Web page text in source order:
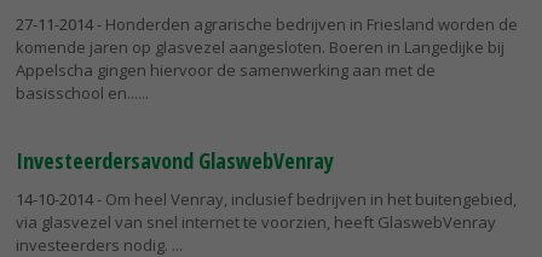
27-11-2014- Honderden agrarische bedrijven in Friesland worden de
komende jaren op glasvezel aangesloten. Boeren in Langedijke bij
Appelscha gingen hiervoor de samenwerking aan met de
basisschool en...
Investeerdersavond GlaswebVenray
14-10-2014- Om heel Venray, inclusief bedrijven in het buitengebied,
via glasvezel van snel internet te voorzien, heeft GlaswebVenray
investeerders nodig.